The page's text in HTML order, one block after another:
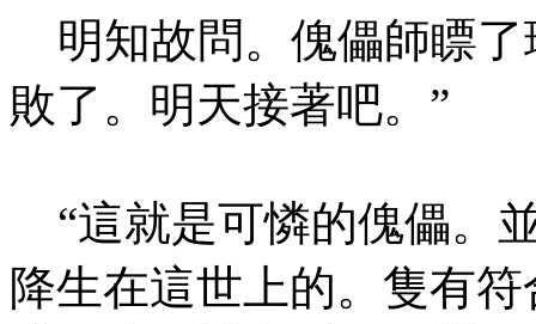
明知故問。傀儡師瞟了
敗了。明天接著吧。”
“這就是可憐的傀儡。
降生在這世上的。隻有